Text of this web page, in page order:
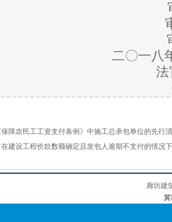
二〇一八
保障农民工工资支付条例》中施工总承包单位的先行
建设工程价款数额确定且发包人逾期不支付的情况
廊坊建
冀